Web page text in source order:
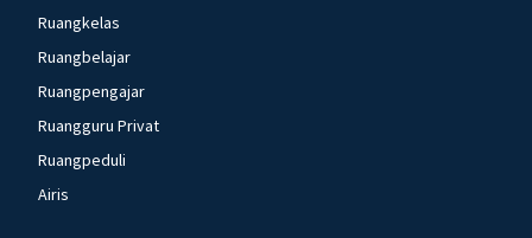
Ruangkelas
Ruangbelajar
Ruangpengajar
Ruangguru Privat
Ruangpeduli
Airis